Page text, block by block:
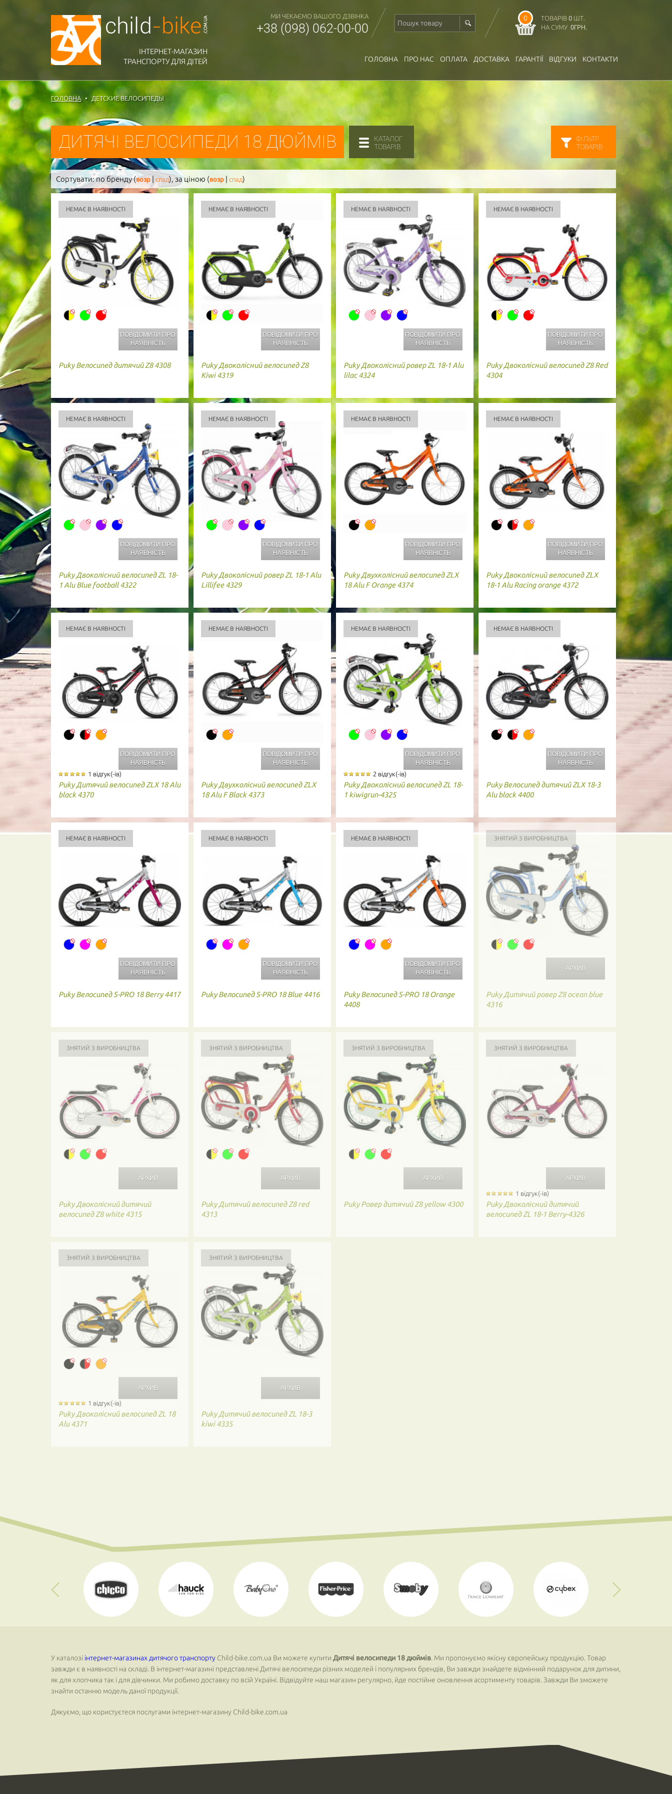
ІНТЕРНЕТ-МАГАЗИН
ТРАНСПОРТУ ДЛЯ ДІТЕЙ
МИ ЧЕКАЄМО ВАШОГО ДЗВІНКА
+38 (098) 062-00-00
0 ТОВАРІВ 0 ШТ.
НА СУМУ 0ГРН.
ГОЛОВНА ПРО НАС ОПЛАТА ДОСТАВКА ГАРАНТІЇ ВІДГУКИ КОНТАКТИ
ГОЛОВНА ДЕТСКИЕ ВЕЛОСИПЕДЫ
ДИТЯЧІ ВЕЛОСИПЕДИ 18 ДЮЙМІВ
КАТАЛОГ
ТОВАРІВ
ФІЛЬТР
ТОВАРІВ
Сортувати:по бренду (возр | спад), за ціною (возр | спад)
НЕМАЄ В НАЯВНОСТІ
ПОВІДОМИТИ ПРО
НАЯВНІСТЬ
Puky Велосипед дитячий Z8 4308
НЕМАЄ В НАЯВНОСТІ
ПОВІДОМИТИ ПРО
НАЯВНІСТЬ
Puky Двоколісний велосипед Z8
Kiwi 4319
НЕМАЄ В НАЯВНОСТІ
ПОВІДОМИТИ ПРО
НАЯВНІСТЬ
Puky Двоколісний ровер ZL 18-1 Alu
lilac 4324
НЕМАЄ В НАЯВНОСТІ
ПОВІДОМИТИ ПРО
НАЯВНІСТЬ
Puky Двоколісний велосипед Z8 Red
4304
НЕМАЄ В НАЯВНОСТІ
ПОВІДОМИТИ ПРО
НАЯВНІСТЬ
Puky Двоколісний велосипед ZL 18-
1 Alu Blue football 4322
НЕМАЄ В НАЯВНОСТІ
ПОВІДОМИТИ ПРО
НАЯВНІСТЬ
Puky Двоколісний ровер ZL 18-1 Alu
Lillifee 4329
НЕМАЄ В НАЯВНОСТІ
ПОВІДОМИТИ ПРО
НАЯВНІСТЬ
Puky Двухколісний велосипед ZLX
18 Alu F Orange 4374
НЕМАЄ В НАЯВНОСТІ
ПОВІДОМИТИ ПРО
НАЯВНІСТЬ
Puky Двоколісний велосипед ZLX
18-1 Alu Racing orange 4372
НЕМАЄ В НАЯВНОСТІ
ПОВІДОМИТИ ПРО
НАЯВНІСТЬ
1 відгук(-ів)
Puky Дитячий велосипед ZLX 18 Alu
black 4370
НЕМАЄ В НАЯВНОСТІ
ПОВІДОМИТИ ПРО
НАЯВНІСТЬ
Puky Двухколісний велосипед ZLX
18 Alu F Black 4373
НЕМАЄ В НАЯВНОСТІ
ПОВІДОМИТИ ПРО
НАЯВНІСТЬ
2 відгук(-ів)
Puky Двоколісний велосипед ZL 18-
1 kiwigrun-4325
НЕМАЄ В НАЯВНОСТІ
ПОВІДОМИТИ ПРО
НАЯВНІСТЬ
Puky Велосипед дитячий ZLX 18-3
Alu black 4400
НЕМАЄ В НАЯВНОСТІ
ПОВІДОМИТИ ПРО
НАЯВНІСТЬ
Puky Велосипед S-PRO 18 Berry 4417
НЕМАЄ В НАЯВНОСТІ
ПОВІДОМИТИ ПРО
НАЯВНІСТЬ
Puky Велосипед S-PRO 18 Blue 4416
НЕМАЄ В НАЯВНОСТІ
ПОВІДОМИТИ ПРО
НАЯВНІСТЬ
Puky Велосипед S-PRO 18 Orange
4408
ЗНЯТИЙ З ВИРОБНИЦТВА
Puky Дитячий ровер Z8 ocean blue
4316
ЗНЯТИЙ З ВИРОБНИЦТВА
Puky Двоколісний дитячий
велосипед Z8 white 4315
ЗНЯТИЙ З ВИРОБНИЦТВА
Puky Дитячий велосипед Z8 red
4313
ЗНЯТИЙ З ВИРОБНИЦТВА
Puky Ровер дитячий Z8 yellow 4300
ЗНЯТИЙ З ВИРОБНИЦТВА
1 відгук(-ів)
Puky Двоколісний дитячий
велосипед ZL 18-1 Berry-4326
ЗНЯТИЙ З ВИРОБНИЦТВА
1 відгук(-ів)
Puky Двоколісний велосипед ZL 18
Alu 4371
ЗНЯТИЙ З ВИРОБНИЦТВА
Puky Дитячий велосипед ZL 18-3
kiwi 4335
У каталозі інтернет-магазинах дитячого транспорту Child-bike.com.ua Ви можете купити Дитячі велосипеди 18 дюймів. Ми пропонуємо якісну європейську продукцію. Товар
завжди є в наявності на складі. В інтернет-магазині представлені Дитячі велосипеди різних моделей і популярних брендів, Ви завжди знайдете відмінний подарунок для дитини,
як для хлопчика так і для дівчинки. Ми робимо доставку по всій Україні. Відвідуйте наш магазин регулярно, йде постійне оновлення асортименту товарів. Завжди Ви зможете
знайти останню модель даної продукції.
Дякуємо, що користуєтеся послугами інтернет-магазину Child-bike.com.ua